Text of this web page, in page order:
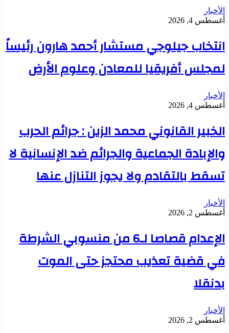
الأخبار
أغسطس 4, 2026
انتخاب جيلوجي مستشار أحمد هارون رئيساً
لمجلس أفريقيا للمعادن وعلوم الأرض
الأخبار
أغسطس 4, 2026
الخبير القانوني محمد الزين : جرائم الحرب
والإبادة الجماعية والجرائم ضد الإنسانية لا
تسقط بالتقادم ولا يجوز التنازل عنها
الأخبار
أغسطس 2, 2026
الإعدام قصاصا لـ6 من منسوبي الشرطة
في قضية تعذيب محتجز حتى الموت
بدنقلا
الأخبار
أغسطس 2, 2026